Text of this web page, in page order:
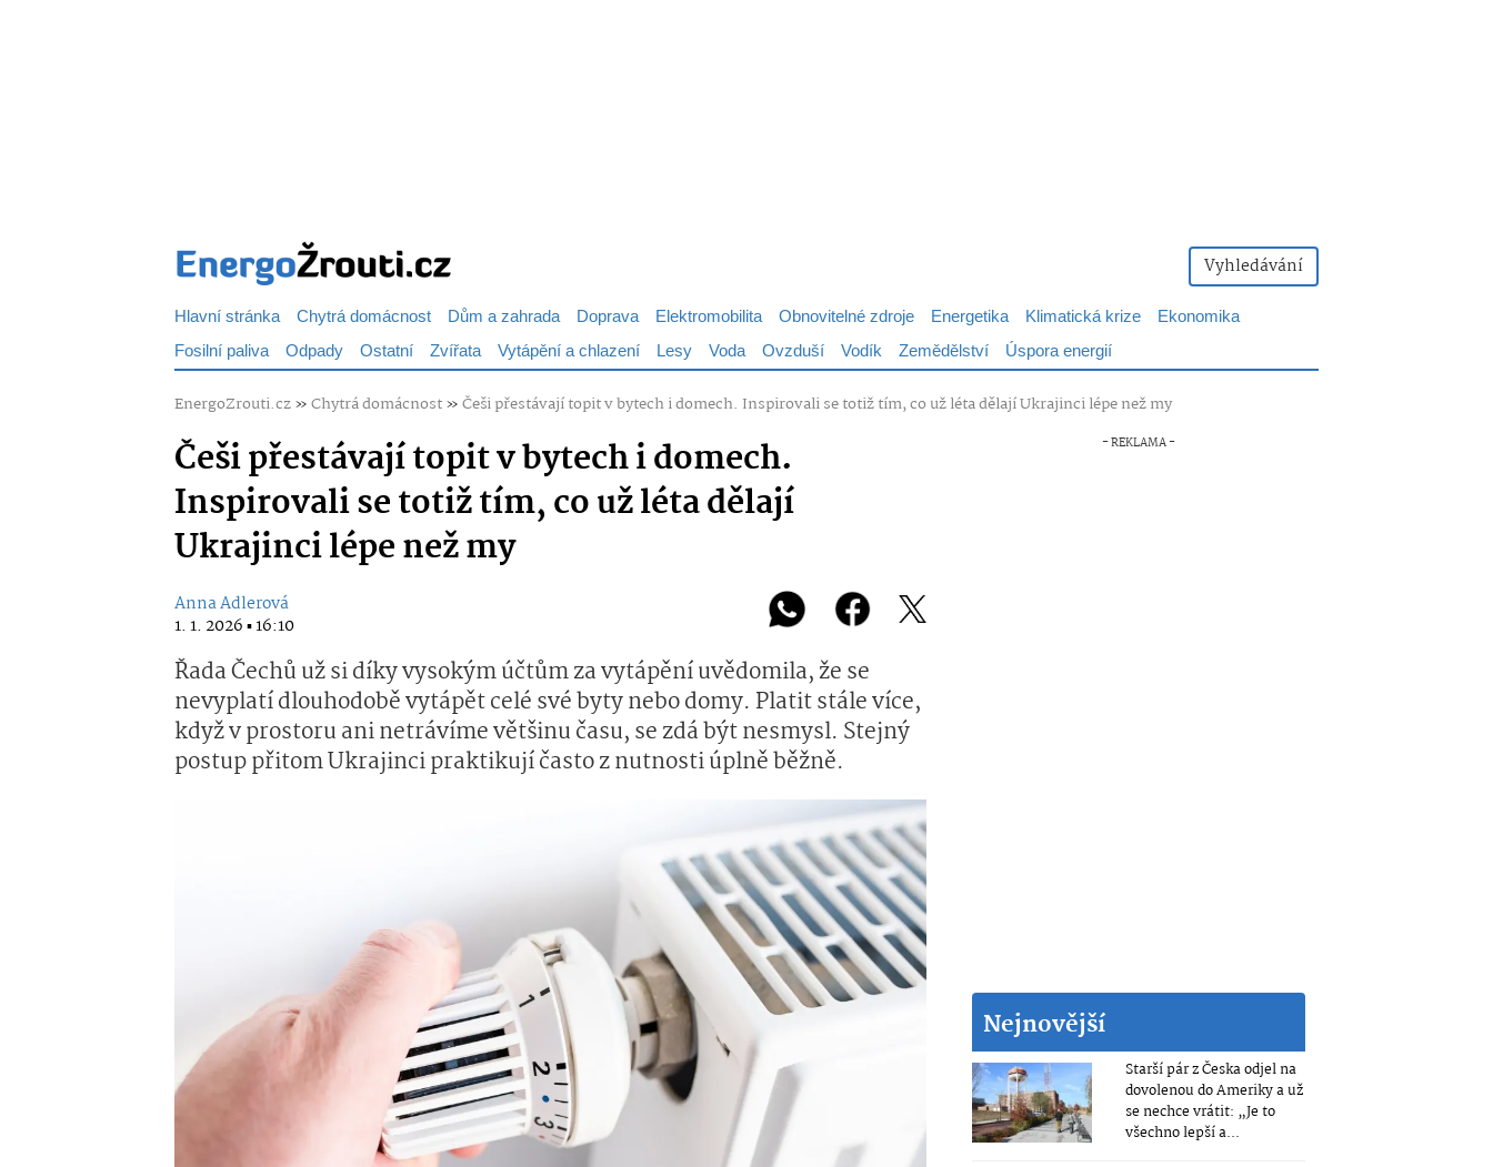
Vyhledávání
Hlavní stránka Chytrá domácnost Dům a zahrada Doprava Elektromobilita Obnovitelné zdroje Energetika Klimatická krize
Ekonomika
Fosilní paliva Odpady Ostatní Zvířata Vytápění a chlazení Lesy Voda Ovzduší Vodík Zemědělství Úspora energií
EnergoZrouti.cz»Chytrá domácnost»Češi přestávají topit v bytech i domech. Inspirovali se totiž tím, co už léta dělají Ukrajinci lépe než my
Češi přestávají topit v bytech i domech.
Inspirovali se totiž tím, co už léta dělají
Ukrajinci lépe než my
Anna Adlerová
1. 1. 2026 ▪ 16:10
Řada Čechů už si díky vysokým účtům za vytápění uvědomila, že se
nevyplatí dlouhodobě vytápět celé své byty nebo domy. Platit stále více,
když v prostoru ani netrávíme většinu času, se zdá být nesmysl. Stejný
postup přitom Ukrajinci praktikují často z nutnosti úplně běžně.
Nejnovější
Starší pár z Česka odjel na
dovolenou do Ameriky a už
se nechce vrátit: „Je to
všechno lepší a...